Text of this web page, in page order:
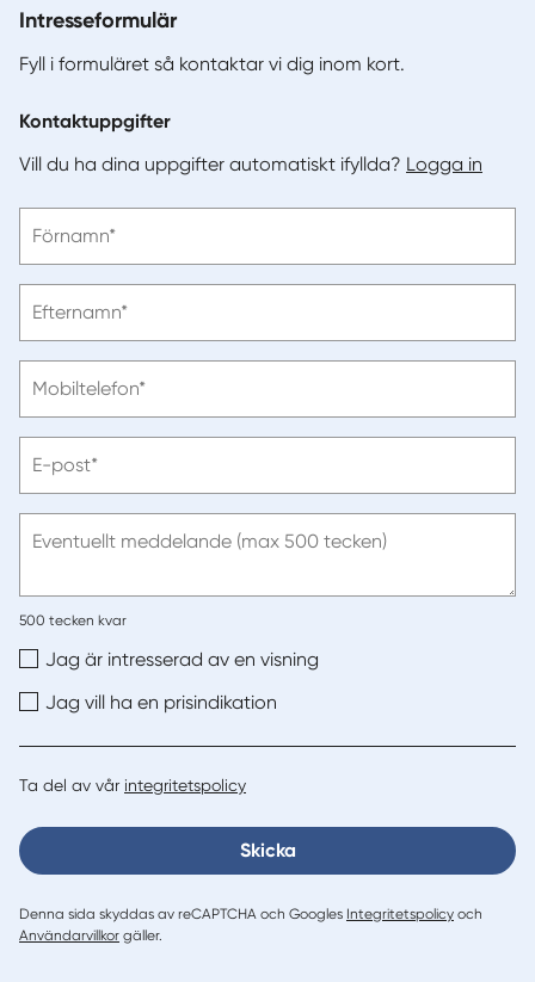
Intresseformulär
Fyll i formuläret så kontaktar vi dig inom kort.
Kontaktuppgifter
Vill du ha dina uppgifter automatiskt ifyllda? Logga in
ange
Förnamn*
ange
Efternamn*
ange
Mobiltelefon*
ange
post
E-post*
Eventuellt meddelande (max 500 tecken)
500 tecken kvar
Jag är intresserad av en visning
Jag vill ha en prisindikation
Ta del av vår integritetspolicy
Skicka
Denna sida skyddas av reCAPTCHA och Googles Integritetspolicy och
Användarvillkor gäller.